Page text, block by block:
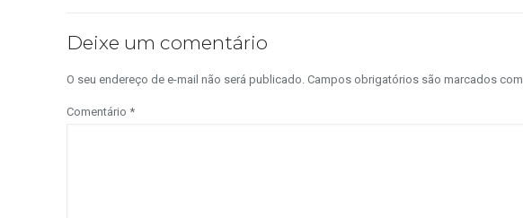
Deixe um comentário
O seu endereço de e-mail não será publicado. Campos obrigatórios são marcados com
Comentário *